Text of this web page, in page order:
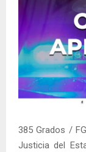
385 Grados /
Justicia del